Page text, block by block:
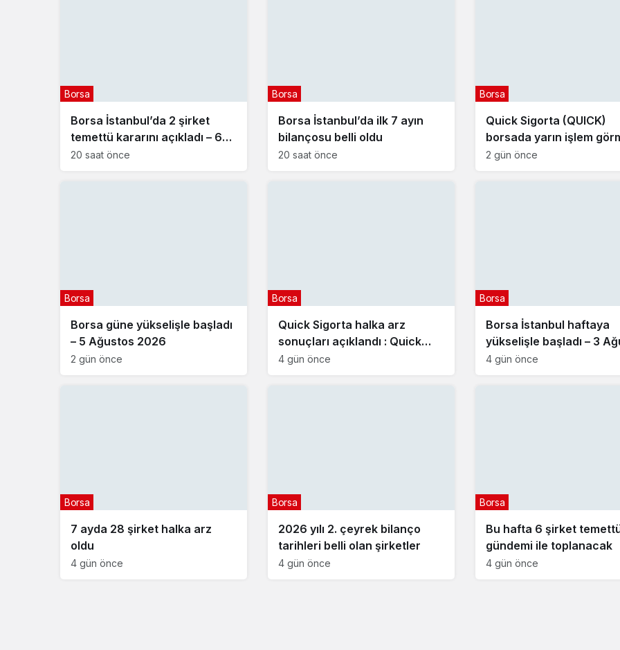
Borsa İstanbul’da 2 şirket
temettü kararını açıkladı – 6
Ağustos 2026
Borsa
20 saat önce
Borsa İstanbul’da ilk 7 ayın
bilançosu belli oldu
Borsa
20 saat önce
Quick Sigorta (QUICK)
borsada yarın işlem
başlayacak
Borsa
2 gün önce
Borsa güne yükselişle başladı
– 5 Ağustos 2026
Borsa
2 gün önce
Quick Sigorta halka arz
sonuçları açıklandı : Quick
Sigorta (QUICK) kaç lot verdi?
Borsa
4 gün önce
Borsa İstanbul haftaya
yükselişle başladı – 3
2026
Borsa
4 gün önce
7 ayda 28 şirket halka arz
oldu
Borsa
4 gün önce
2026 yılı 2. çeyrek bilanço
tarihleri belli olan şirketler
Borsa
4 gün önce
Bu hafta 6 şirket
gündemi ile toplanacak
Borsa
4 gün önce